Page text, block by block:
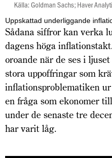
Uppskattad underliggande
Sådana siffror kan verka
dagens höga
oroande när de ses i
stora uppoffringar som
inflationsproblematiken
en fråga som ekonomer
under de senaste tre
har varit låg.